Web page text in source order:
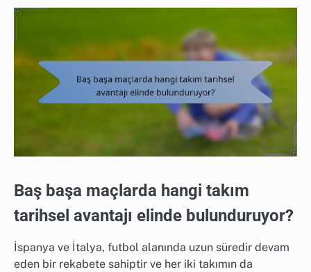
Baş başa maçlarda hangi takım
tarihsel avantajı elinde bulunduruyor?
İspanya ve İtalya, futbol alanında uzun süredir devam
eden bir rekabete sahiptir ve her iki takımın da